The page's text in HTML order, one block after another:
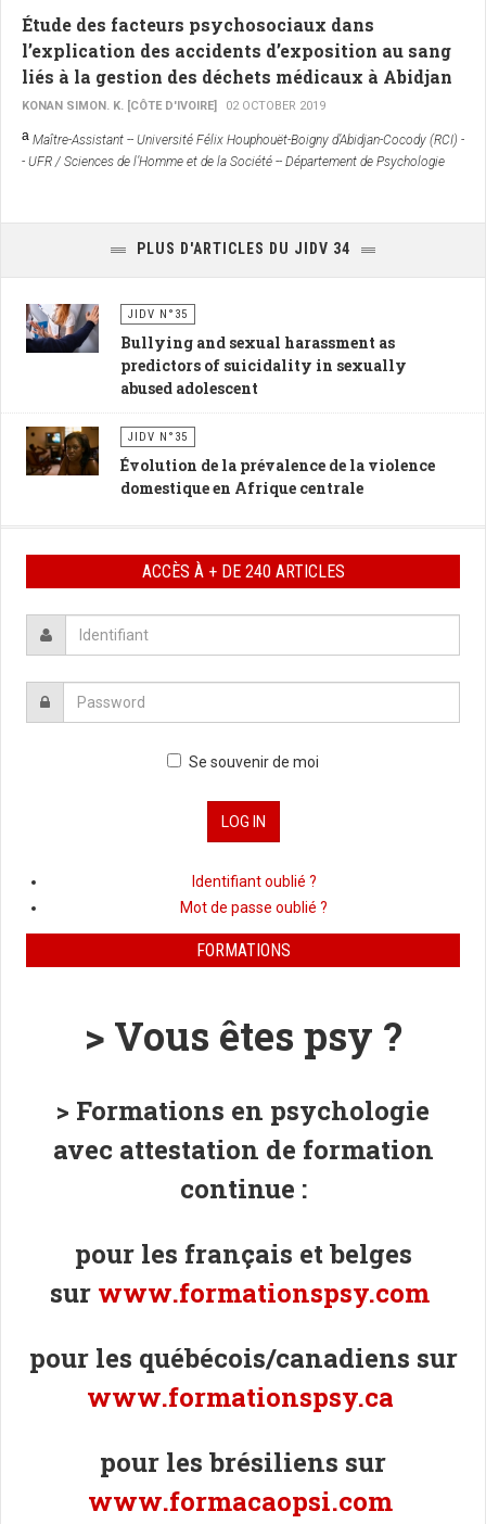
Étude des facteurs psychosociaux dans
l’explication des accidents d’exposition au sang
liés à la gestion des déchets médicaux à Abidjan
KONAN SIMON. K. [CÔTE D'IVOIRE] 02 OCTOBER 2019
a Maître-Assistant -- Université Félix Houphouët-Boigny d’Abidjan-Cocody (RCI) -
- UFR / Sciences de l’Homme et de la Société -- Département de Psychologie
PLUS D'ARTICLES DU JIDV 34
JIDV N°35
Bullying and sexual harassment as
predictors of suicidality in sexually
abused adolescent
JIDV N°35
Évolution de la prévalence de la violence
domestique en Afrique centrale
ACCÈS À + DE 240 ARTICLES
Se souvenir de moi
Identifiant oublié ?
Mot de passe oublié ?
FORMATIONS
> Vous êtes psy ?
> Formations en psychologie
avec attestation de formation
continue :
pour les français et belges
sur www.formationspsy.com
pour les québécois/canadiens sur
www.formationspsy.ca
pour les brésiliens sur
www.formacaopsi.com